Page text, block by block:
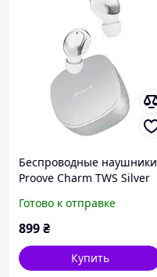
Беспроводные наушники
Proove Charm TWS Silver
Готово к отправке
899₴
Купить